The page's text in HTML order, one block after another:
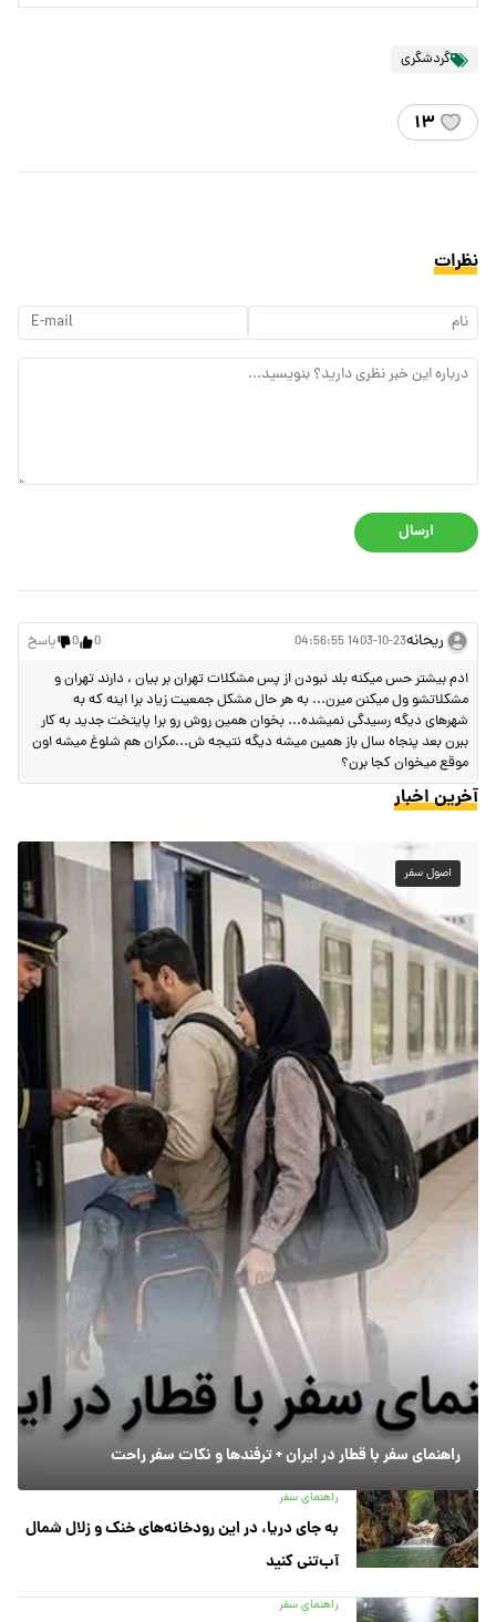
گردشگری
۱۳
نظرات
ارسال
ریحانه1403-10-23 04:56:55
0
0 پاسخ
ادم بیشتر حس میکنه بلد نبودن از پس مشکلات تهران بر بیان ، دارند تهران و
مشکلاتشو ول میکنن میرن... به هر حال مشکل جمعیت زیاد برا اینه که به
شهرهای دیگه رسیدگی نمیشده... بخوان همین روش رو برا پایتخت جدید به کار
ببرن بعد پنجاه سال باز همین میشه دیگه نتیجه ش...مکران هم شلوغ میشه اون
موقع میخوان کجا برن؟
آخرین اخبار
اصول سفر
راهنمای سفر با قطار در ایران + ترفندها و نکات سفر راحت
راهنمای سفر
به جای دریا، در این رودخانه‌های خنک و زلال شمال
آب‌تنی کنید
راهنمای سفر